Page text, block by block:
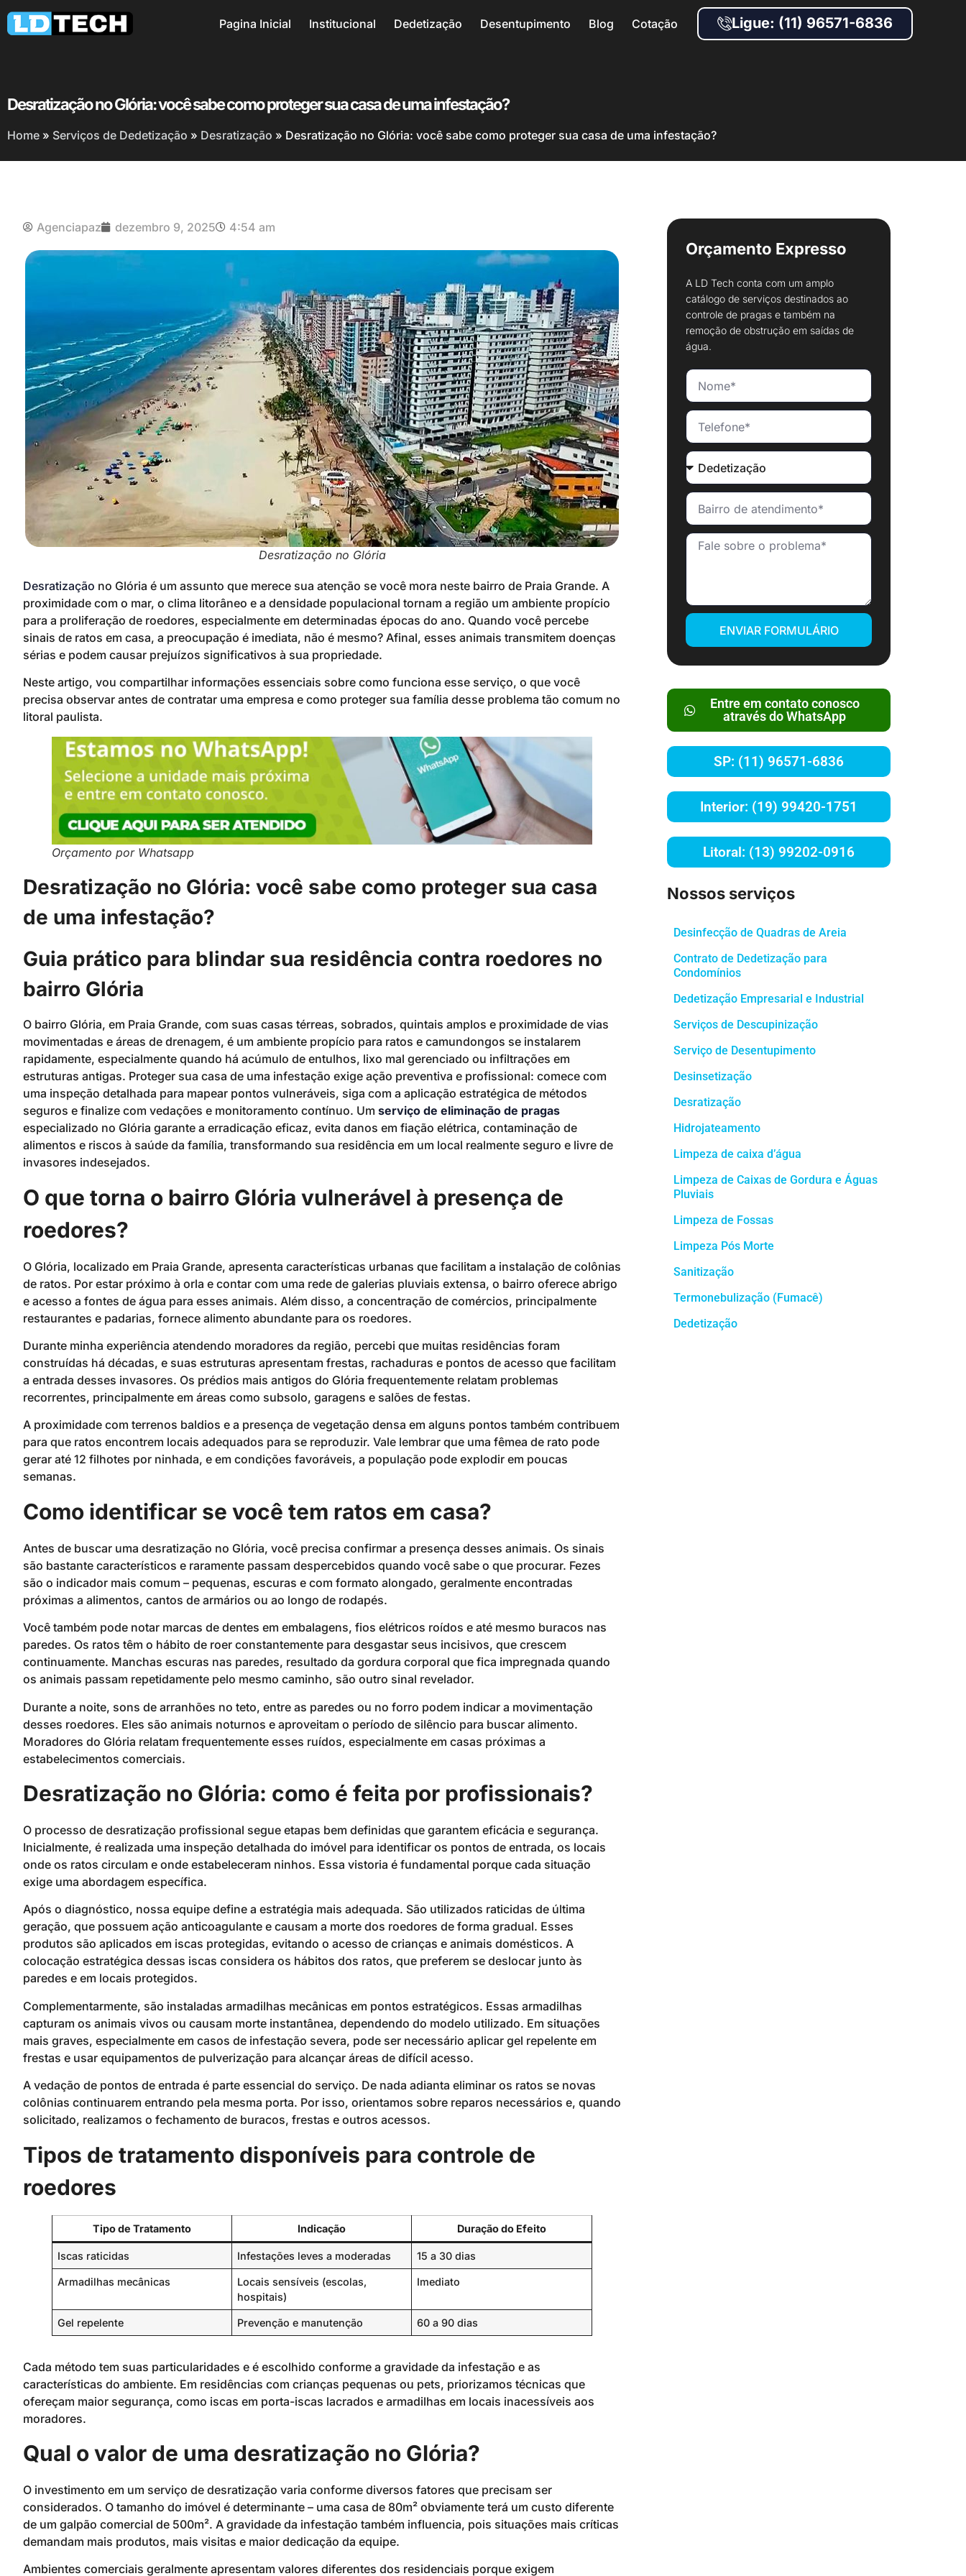
Pagina Inicial Institucional Dedetização Desentupimento Blog Cotação Ligue: (11) 96571-6836
Desratização no Glória: você sabe como proteger sua casa de uma infestação?
Home » Serviços de Dedetização » Desratização » Desratização no Glória: você sabe como proteger sua casa de uma infestação?
Agenciapaz dezembro 9, 2025 4:54 am
Desratização no Glória
Desratização no Glória é um assunto que merece sua atenção se você mora neste bairro de Praia Grande. A
proximidade com o mar, o clima litorâneo e a densidade populacional tornam a região um ambiente propício
para a proliferação de roedores, especialmente em determinadas épocas do ano. Quando você percebe
sinais de ratos em casa, a preocupação é imediata, não é mesmo? Afinal, esses animais transmitem doenças
sérias e podem causar prejuízos significativos à sua propriedade.
Neste artigo, vou compartilhar informações essenciais sobre como funciona esse serviço, o que você
precisa observar antes de contratar uma empresa e como proteger sua família desse problema tão comum no
litoral paulista.
Orçamento por Whatsapp
Desratização no Glória: você sabe como proteger sua casa
de uma infestação?
Guia prático para blindar sua residência contra roedores no
bairro Glória
O bairro Glória, em Praia Grande, com suas casas térreas, sobrados, quintais amplos e proximidade de vias
movimentadas e áreas de drenagem, é um ambiente propício para ratos e camundongos se instalarem
rapidamente, especialmente quando há acúmulo de entulhos, lixo mal gerenciado ou infiltrações em
estruturas antigas. Proteger sua casa de uma infestação exige ação preventiva e profissional: comece com
uma inspeção detalhada para mapear pontos vulneráveis, siga com a aplicação estratégica de métodos
seguros e finalize com vedações e monitoramento contínuo. Um serviço de eliminação de pragas
especializado no Glória garante a erradicação eficaz, evita danos em fiação elétrica, contaminação de
alimentos e riscos à saúde da família, transformando sua residência em um local realmente seguro e livre de
invasores indesejados.
O que torna o bairro Glória vulnerável à presença de
roedores?
O Glória, localizado em Praia Grande, apresenta características urbanas que facilitam a instalação de colônias
de ratos. Por estar próximo à orla e contar com uma rede de galerias pluviais extensa, o bairro oferece abrigo
e acesso a fontes de água para esses animais. Além disso, a concentração de comércios, principalmente
restaurantes e padarias, fornece alimento abundante para os roedores.
Durante minha experiência atendendo moradores da região, percebi que muitas residências foram
construídas há décadas, e suas estruturas apresentam frestas, rachaduras e pontos de acesso que facilitam
a entrada desses invasores. Os prédios mais antigos do Glória frequentemente relatam problemas
recorrentes, principalmente em áreas como subsolo, garagens e salões de festas.
A proximidade com terrenos baldios e a presença de vegetação densa em alguns pontos também contribuem
para que ratos encontrem locais adequados para se reproduzir. Vale lembrar que uma fêmea de rato pode
gerar até 12 filhotes por ninhada, e em condições favoráveis, a população pode explodir em poucas
semanas.
Como identificar se você tem ratos em casa?
Antes de buscar uma desratização no Glória, você precisa confirmar a presença desses animais. Os sinais
são bastante característicos e raramente passam despercebidos quando você sabe o que procurar. Fezes
são o indicador mais comum – pequenas, escuras e com formato alongado, geralmente encontradas
próximas a alimentos, cantos de armários ou ao longo de rodapés.
Você também pode notar marcas de dentes em embalagens, fios elétricos roídos e até mesmo buracos nas
paredes. Os ratos têm o hábito de roer constantemente para desgastar seus incisivos, que crescem
continuamente. Manchas escuras nas paredes, resultado da gordura corporal que fica impregnada quando
os animais passam repetidamente pelo mesmo caminho, são outro sinal revelador.
Durante a noite, sons de arranhões no teto, entre as paredes ou no forro podem indicar a movimentação
desses roedores. Eles são animais noturnos e aproveitam o período de silêncio para buscar alimento.
Moradores do Glória relatam frequentemente esses ruídos, especialmente em casas próximas a
estabelecimentos comerciais.
Desratização no Glória: como é feita por profissionais?
O processo de desratização profissional segue etapas bem definidas que garantem eficácia e segurança.
Inicialmente, é realizada uma inspeção detalhada do imóvel para identificar os pontos de entrada, os locais
onde os ratos circulam e onde estabeleceram ninhos. Essa vistoria é fundamental porque cada situação
exige uma abordagem específica.
Após o diagnóstico, nossa equipe define a estratégia mais adequada. São utilizados raticidas de última
geração, que possuem ação anticoagulante e causam a morte dos roedores de forma gradual. Esses
produtos são aplicados em iscas protegidas, evitando o acesso de crianças e animais domésticos. A
colocação estratégica dessas iscas considera os hábitos dos ratos, que preferem se deslocar junto às
paredes e em locais protegidos.
Complementarmente, são instaladas armadilhas mecânicas em pontos estratégicos. Essas armadilhas
capturam os animais vivos ou causam morte instantânea, dependendo do modelo utilizado. Em situações
mais graves, especialmente em casos de infestação severa, pode ser necessário aplicar gel repelente em
frestas e usar equipamentos de pulverização para alcançar áreas de difícil acesso.
A vedação de pontos de entrada é parte essencial do serviço. De nada adianta eliminar os ratos se novas
colônias continuarem entrando pela mesma porta. Por isso, orientamos sobre reparos necessários e, quando
solicitado, realizamos o fechamento de buracos, frestas e outros acessos.
Tipos de tratamento disponíveis para controle de
roedores
Tipo de Tratamento Indicação Duração do Efeito
Iscas raticidas Infestações leves a moderadas 15 a 30 dias
Armadilhas mecânicas
Locais sensíveis (escolas,
hospitais)
Imediato
Gel repelente Prevenção e manutenção 60 a 90 dias
Cada método tem suas particularidades e é escolhido conforme a gravidade da infestação e as
características do ambiente. Em residências com crianças pequenas ou pets, priorizamos técnicas que
ofereçam maior segurança, como iscas em porta-iscas lacrados e armadilhas em locais inacessíveis aos
moradores.
Qual o valor de uma desratização no Glória?
O investimento em um serviço de desratização varia conforme diversos fatores que precisam ser
considerados. O tamanho do imóvel é determinante – uma casa de 80m² obviamente terá um custo diferente
de um galpão comercial de 500m². A gravidade da infestação também influencia, pois situações mais críticas
demandam mais produtos, mais visitas e maior dedicação da equipe.
Ambientes comerciais geralmente apresentam valores diferentes dos residenciais porque exigem
Orçamento Expresso
A LD Tech conta com um amplo
catálogo de serviços destinados ao
controle de pragas e também na
remoção de obstrução em saídas de
água.
ENVIAR FORMULÁRIO
Entre em contato conosco
através do WhatsApp
SP: (11) 96571-6836
Interior: (19) 99420-1751
Litoral: (13) 99202-0916
Nossos serviços
Desinfecção de Quadras de Areia
Contrato de Dedetização para
Condomínios
Dedetização Empresarial e Industrial
Serviços de Descupinização
Serviço de Desentupimento
Desinsetização
Desratização
Hidrojateamento
Limpeza de caixa d’água
Limpeza de Caixas de Gordura e Águas
Pluviais
Limpeza de Fossas
Limpeza Pós Morte
Sanitização
Termonebulização (Fumacê)
Dedetização